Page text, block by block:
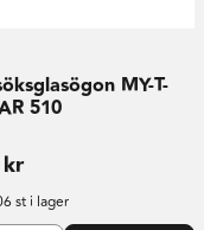
MY-T-
510
kr
st i lager